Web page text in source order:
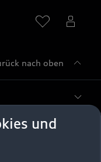
nach oben
und